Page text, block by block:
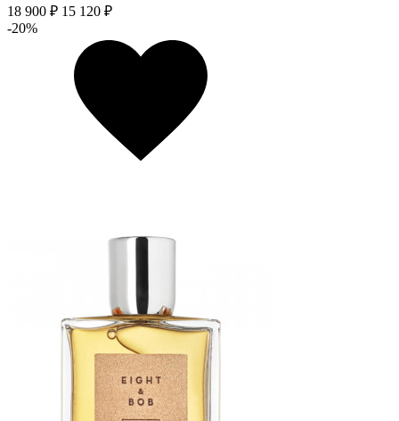
18 900 ₽ 15 120 ₽
-20%